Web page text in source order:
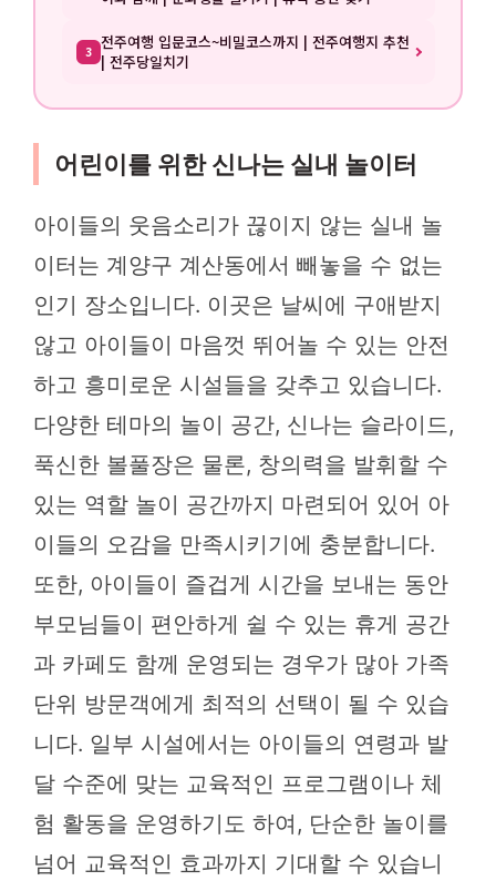
3 전주여행 입문코스~비밀코스까지 | 전주여행지 추천
| 전주당일치기
어린이를 위한 신나는 실내 놀이터
아이들의 웃음소리가 끊이지 않는 실내 놀
이터는 계양구 계산동에서 빼놓을 수 없는
인기 장소입니다. 이곳은 날씨에 구애받지
않고 아이들이 마음껏 뛰어놀 수 있는 안전
하고 흥미로운 시설들을 갖추고 있습니다.
다양한 테마의 놀이 공간, 신나는 슬라이드,
푹신한 볼풀장은 물론, 창의력을 발휘할 수
있는 역할 놀이 공간까지 마련되어 있어 아
이들의 오감을 만족시키기에 충분합니다.
또한, 아이들이 즐겁게 시간을 보내는 동안
부모님들이 편안하게 쉴 수 있는 휴게 공간
과 카페도 함께 운영되는 경우가 많아 가족
단위 방문객에게 최적의 선택이 될 수 있습
니다. 일부 시설에서는 아이들의 연령과 발
달 수준에 맞는 교육적인 프로그램이나 체
험 활동을 운영하기도 하여, 단순한 놀이를
넘어 교육적인 효과까지 기대할 수 있습니